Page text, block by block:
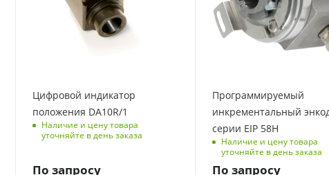
Цифровой индикатор
положения DA10R/1
Наличие и цену товара
уточняйте в день заказа
По запросу
Программируемый
инкрементальный
серии EIP 58H
Наличие и цену товара
уточняйте в день заказа
По запросу